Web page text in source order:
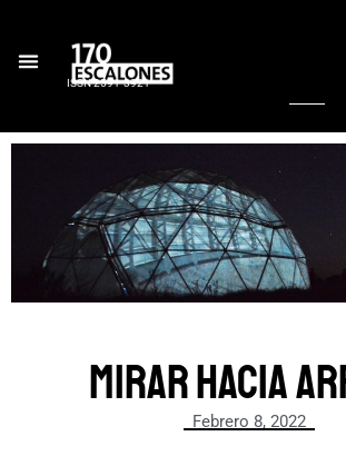
contenido
ISSN 2591-3921
Mirar hacia
Febrero 8, 2022